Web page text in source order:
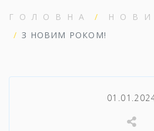
ГОЛОВНА
З НОВИМ РОКОМ!